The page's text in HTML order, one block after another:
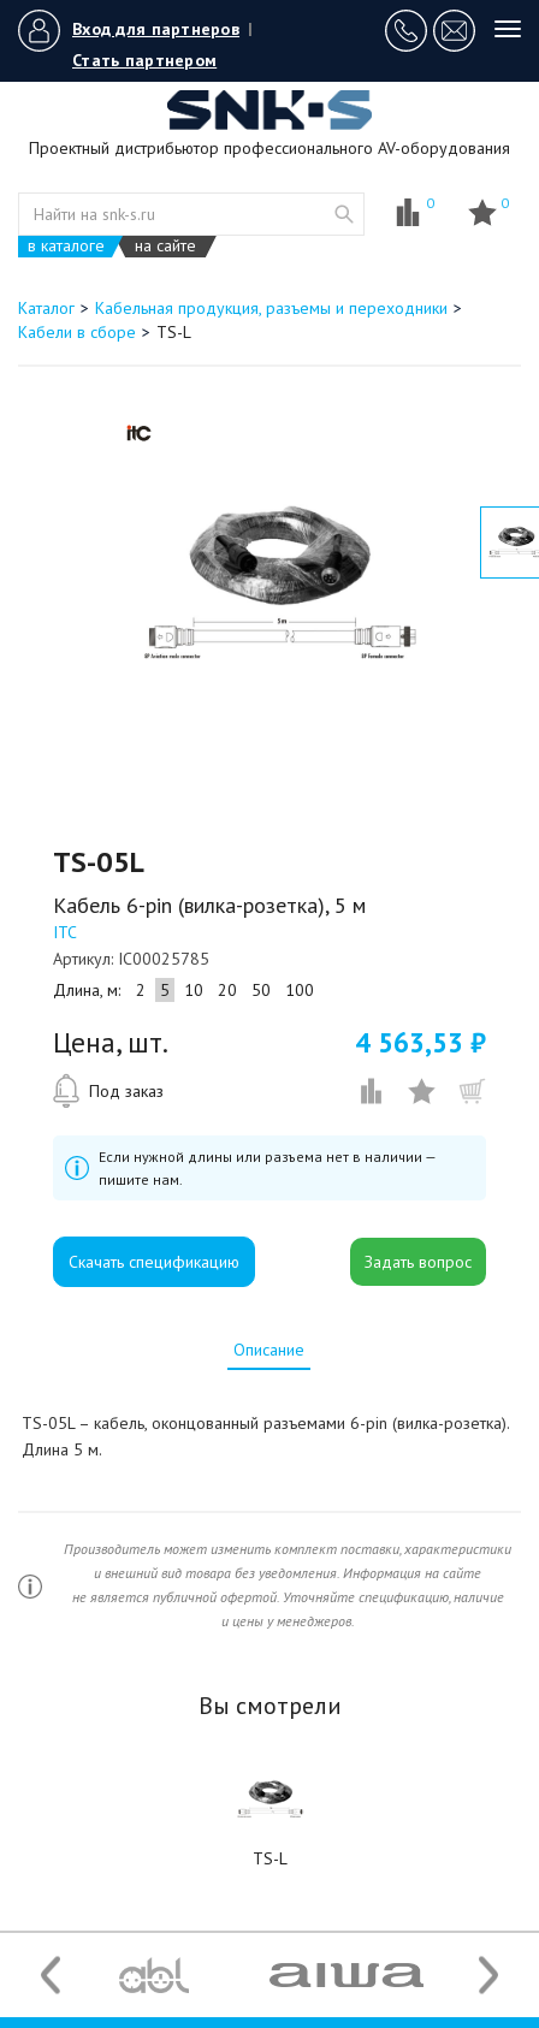
Вход для партнеров |
Стать партнером
Проектный дистрибьютор профессионального AV-оборудования
в каталоге на сайте
0 0
Каталог
Кабельная продукция, разъемы и переходники
Кабели в сборе
TS-L
TS-05L
Кабель 6-pin (вилка-розетка), 5 м
ITC
Артикул: IC00025785
Длина, м:
2 5 10 20 50 100
Цена, шт. 4 563,53 ₽
Под заказ
Если нужной длины или разъема нет в наличии —
пишите нам.
Скачать спецификацию
Описание
TS-05L – кабель, оконцованный разъемами 6-pin (вилка-розетка).
Длина 5 м.
Производитель может изменить комплект поставки, характеристики
и внешний вид товара без уведомления. Информация на сайте
не является публичной офертой. Уточняйте спецификацию, наличие
и цены у менеджеров.
Вы смотрели
TS-L